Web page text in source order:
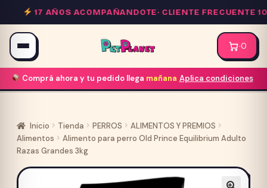
al
contenido
17 AÑOS ACOMPAÑANDOTE·CLIENTE FRECUENTE
·0
Comprá ahora y tu pedido llega mañana Aplica condiciones
Inicio Tienda PERROS
ALIMENTOS Y PREMIOS
Alimentos
Alimento para perro Old Prince Equilibrium Adulto
Razas Grandes 3kg